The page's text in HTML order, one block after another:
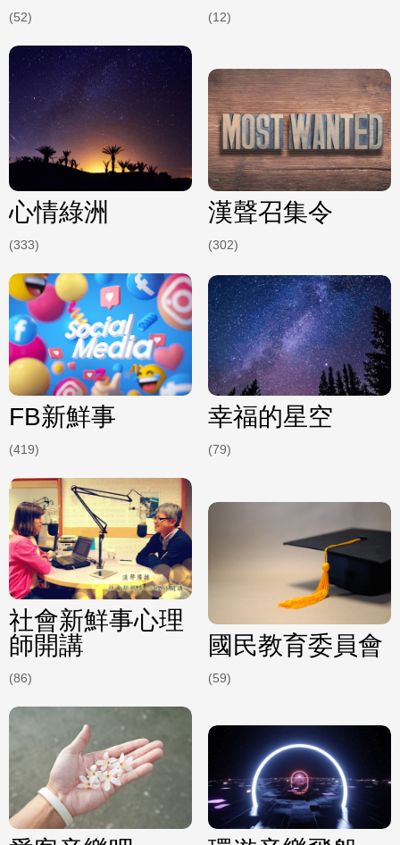
(52) (12)
心情綠洲
(333)
漢聲召集令
(302)
FB新鮮事
(419)
幸福的星空
(79)
社會新鮮事心理
師開講
(86)
國民教育委員會
(59)